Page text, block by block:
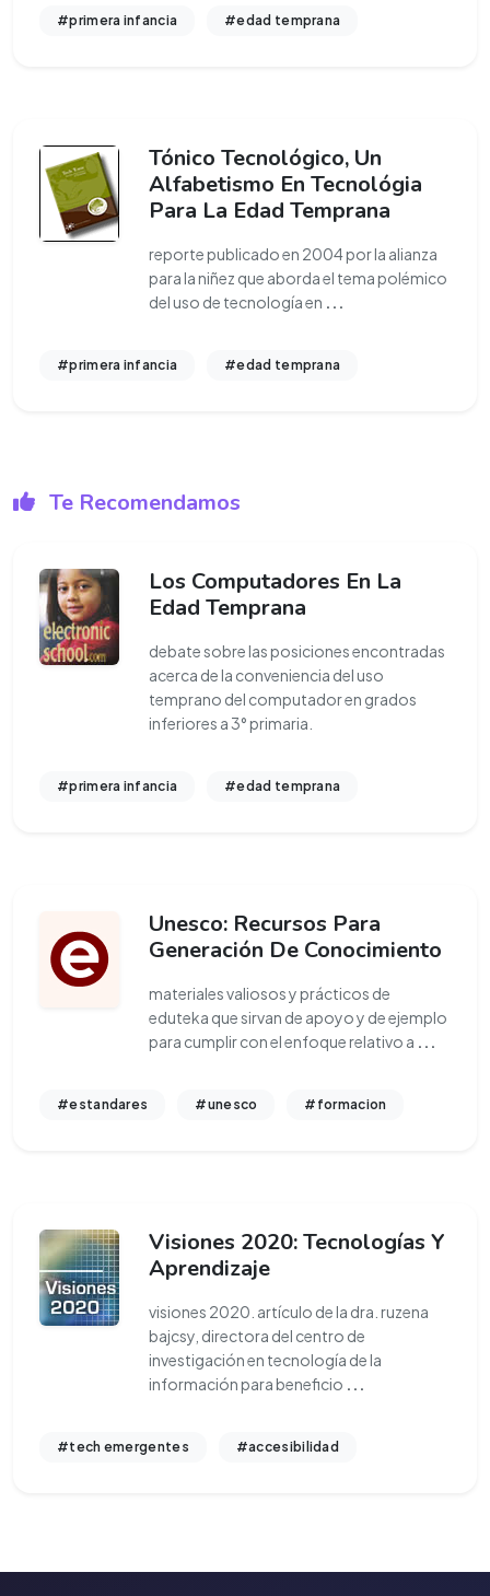
#primera infancia #edad temprana
Tónico Tecnológico, Un
Alfabetismo En Tecnológia
Para La Edad Temprana
reporte publicado en 2004 por la alianza
para la niñez que aborda el tema polémico
del uso de tecnología en ...
#primera infancia #edad temprana
Te Recomendamos
Los Computadores En La
Edad Temprana
debate sobre las posiciones encontradas
acerca de la conveniencia del uso
temprano del computador en grados
inferiores a 3° primaria.
#primera infancia #edad temprana
Unesco: Recursos Para
Generación De Conocimiento
materiales valiosos y prácticos de
eduteka que sirvan de apoyo y de ejemplo
para cumplir con el enfoque relativo a ...
#estandares #unesco #formacion
Visiones 2020: Tecnologías Y
Aprendizaje
visiones 2020. artículo de la dra. ruzena
bajcsy, directora del centro de
investigación en tecnología de la
información para beneficio ...
#tech emergentes #accesibilidad